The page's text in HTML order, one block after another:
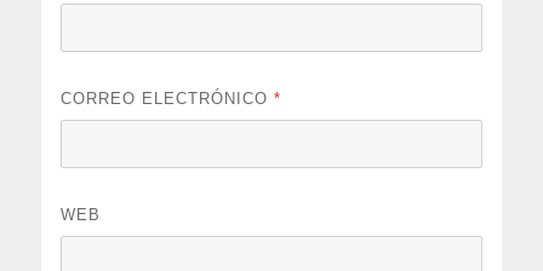
CORREO ELECTRÓNICO*
WEB